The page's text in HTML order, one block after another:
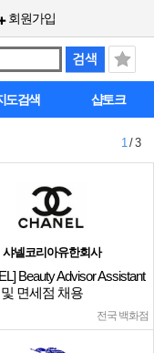
회원가입
도검색 샵토크
1/ 3
샤넬코리아유한회사
Beauty Advisor Assistant
면세점 채용
전국 백화점